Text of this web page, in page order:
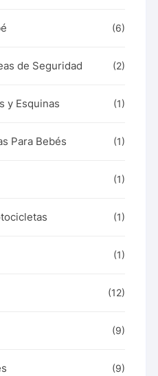
(6)
de Seguridad (2)
y Esquinas (1)
Para Bebés (1)
(1)
(1)
(1)
(12)
(9)
(9)